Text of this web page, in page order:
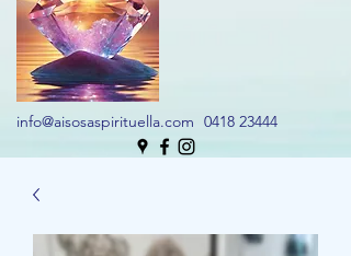
info@aisosaspirituella.com 0418 23444